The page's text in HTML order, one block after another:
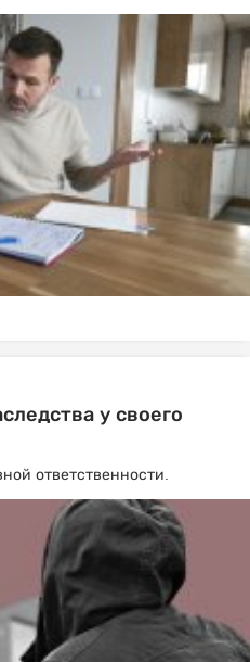
у своего
ответственности.